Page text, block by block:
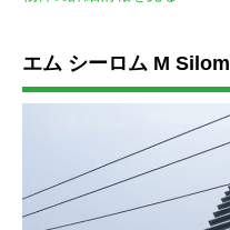
エム シーロム M Silom